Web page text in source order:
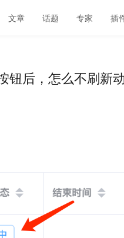
文章 话题 专家 插
钮后，怎么不刷新